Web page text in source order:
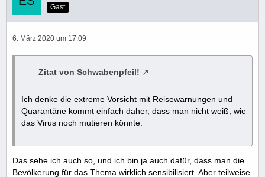
Gast
6. März 2020 um 17:09
Zitat von Schwabenpfeil!
Ich denke die extreme Vorsicht mit Reisewarnungen und
Quarantäne kommt einfach daher, dass man nicht weiß, wie
das Virus noch mutieren könnte.
Das sehe ich auch so, und ich bin ja auch dafür, dass man die
Bevölkerung für das Thema wirklich sensibilisiert. Aber teilweise